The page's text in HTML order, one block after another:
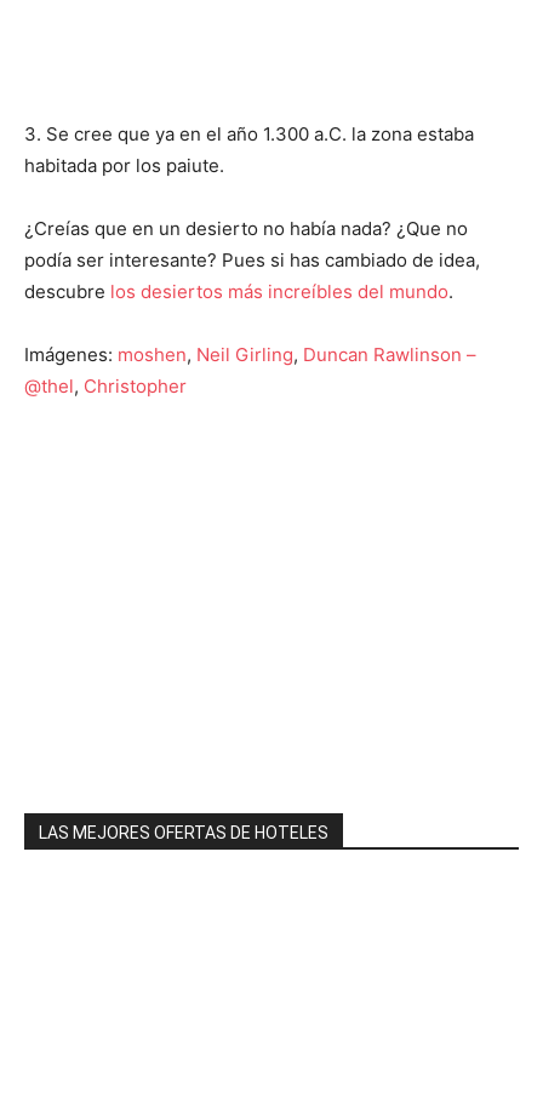
3. Se cree que ya en el año 1.300 a.C. la zona estaba
habitada por los paiute.
¿Creías que en un desierto no había nada? ¿Que no
podía ser interesante? Pues si has cambiado de idea,
descubre los desiertos más increíbles del mundo.
Imágenes: moshen, Neil Girling, Duncan Rawlinson –
@thel, Christopher
LAS MEJORES OFERTAS DE HOTELES